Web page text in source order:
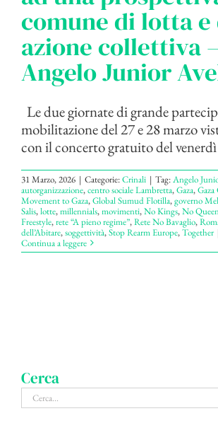
comune di lotta e
azione collettiva
Angelo Junior
Le due giornate di grande
mobilitazione del 27 e 28 marzo
con il concerto gratuito del
31 Marzo, 2026 | Categorie:Crinali | Tag:Angelo
autorganizzazione,centro sociale Lambretta,Gaza,Gaza
Movement to Gaza,Global Sumud Flotilla,governo
Salis,lotte,millennials,movimenti,No Kings,No
Freestyle,rete “A pieno regime”,Rete No Bavaglio,
dell’Abitare,soggettività,Stop Rearm Europe,Together
Continua a leggere
Cerca
Cerca
per: